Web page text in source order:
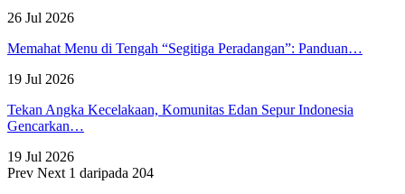
26 Jul 2026
Memahat Menu di Tengah “Segitiga Peradangan”: Panduan…
19 Jul 2026
Tekan Angka Kecelakaan, Komunitas Edan Sepur Indonesia
Gencarkan…
19 Jul 2026
Prev Next 1 daripada 204